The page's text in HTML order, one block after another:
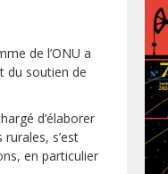
de l’ONU a
du soutien de
d’élaborer
s’est
en particulier